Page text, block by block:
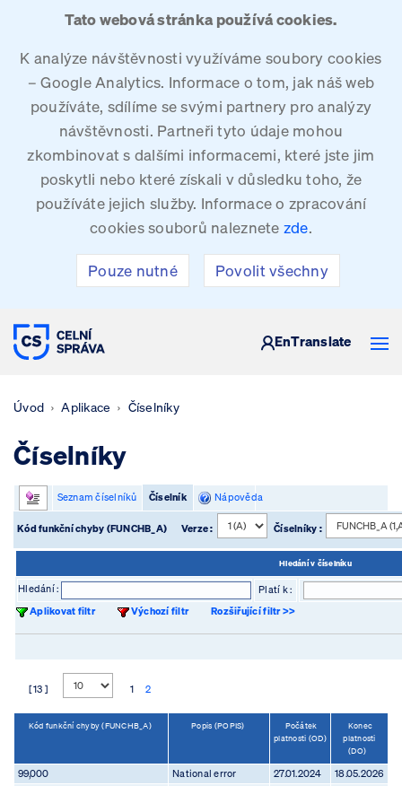
Tato webová stránka používá cookies.
K analýze návštěvnosti využíváme soubory cookies
– Google Analytics. Informace o tom, jak náš web
používáte, sdílíme se svými partnery pro analýzy
návštěvnosti. Partneři tyto údaje mohou
zkombinovat s dalšími informacemi, které jste jim
poskytli nebo které získali v důsledku toho, že
používáte jejich služby. Informace o zpracování
cookies souborů naleznete zde.
Pouze nutné Povolit všechny
CELNÍ SPRÁVA ČESKÉ REPUBLIKY
EnTranslate
Úvod Aplikace Číselníky
Číselníky
Seznam číselníků Číselník Nápověda
Kód funkční chyby (FUNCHB_A) Verze : Číselníky :
Hledání v číselníku
Hledání :
Platí k :
Aplikovat filtr
Výchozí filtr Rozšiřující filtr >>
[ 13 ] 1 2
Kód funkční chyby (FUNCHB_A) Popis (POPIS)
Počátek
platnosti (OD)
Konec
platnosti
(DO)
99,000 National error 27.01.2024
18.05.2026